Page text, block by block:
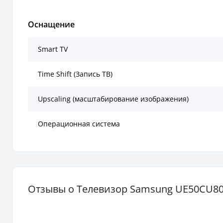
Оснащение
Smart TV
Time Shift (Запись ТВ)
Upscaling (масштабирование изображения)
Операционная система
Отзывы о Телевизор Samsung